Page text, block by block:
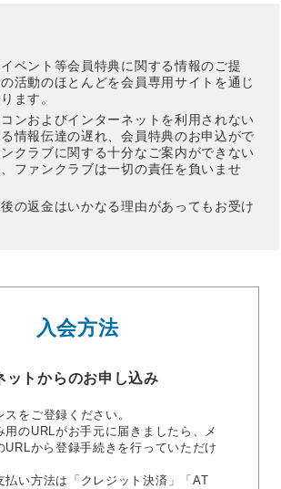
ベント等会員特典に関する情報のご提
活動のほとんどを会員専用サイトを通じ
ます。
ンおよびインターネットを利用されない
情報伝達の遅れ、会員特典のお申込がで
クラブに関する十分なご案内ができない
ファンクラブは一切の責任を負いませ
の返金はいかなる理由があってもお受け
入会方法
ットからのお申し込み
スをご登録ください。
用のURLがお手元に届きましたら、メ
URLから登録手続きを行っていただけ
払い方法は「クレジット決済」「AT